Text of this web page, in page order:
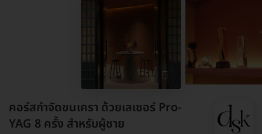
คอร์สกำจัดขนเครา ด้วยเลเซอร์ Pro-
YAG 8 ครั้ง สำหรับผู้ชาย